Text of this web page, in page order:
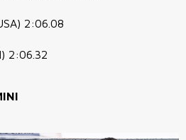
2:06.08
2:06.32